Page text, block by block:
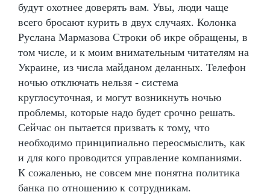
будут охотнее доверять вам. Увы, люди чаще
всего бросают курить в двух случаях. Колонка
Руслана Мармазова Строки об икре обращены, в
том числе, и к моим внимательным читателям на
Украине, из числа майданом деланных. Телефон
ночью отключать нельзя - система
круглосуточная, и могут возникнуть ночью
проблемы, которые надо будет срочно решать.
Сейчас он пытается призвать к тому, что
необходимо принципиально переосмыслить, как
и для кого проводится управление компаниями.
К сожаленью, не совсем мне понятна политика
банка по отношению к сотрудникам.